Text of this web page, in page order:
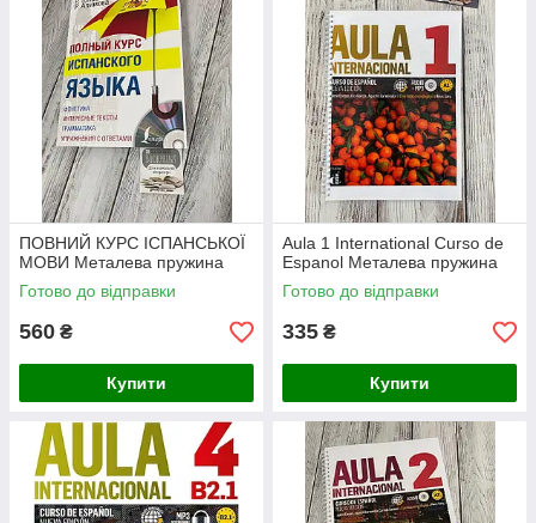
ПОВНИЙ КУРС ІСПАНСЬКОЇ
МОВИ Металева пружина
Готово до відправки
560 ₴
Купити
Aula 1 International Curso de
Espanol Металева пружина
Готово до відправки
335 ₴
Купити